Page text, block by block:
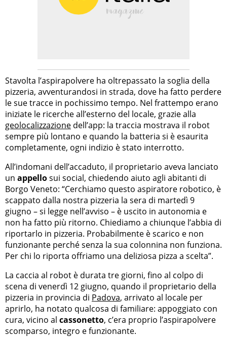
Stavolta l’aspirapolvere ha oltrepassato la soglia della
pizzeria, avventurandosi in strada, dove ha fatto perdere
le sue tracce in pochissimo tempo. Nel frattempo erano
iniziate le ricerche all’esterno del locale, grazie alla
geolocalizzazione dell’app: la traccia mostrava il robot
sempre più lontano e quando la batteria si è esaurita
completamente, ogni indizio è stato interrotto.
All’indomani dell’accaduto, il proprietario aveva lanciato
un appellosui social, chiedendo aiuto agli abitanti di
Borgo Veneto: “Cerchiamo questo aspiratore robotico, è
scappato dalla nostra pizzeria la sera di martedì 9
giugno – si legge nell’avviso – è uscito in autonomia e
non ha fatto più ritorno. Chiediamo a chiunque l’abbia di
riportarlo in pizzeria. Probabilmente è scarico e non
funzionante perché senza la sua colonnina non funziona.
Per chi lo riporta offriamo una deliziosa pizza a scelta”.
La caccia al robot è durata tre giorni, fino al colpo di
scena di venerdì 12 giugno, quando il proprietario della
pizzeria in provincia di Padova, arrivato al locale per
aprirlo, ha notato qualcosa di familiare: appoggiato con
cura, vicino al cassonetto, c’era proprio l’aspirapolvere
scomparso, integro e funzionante.